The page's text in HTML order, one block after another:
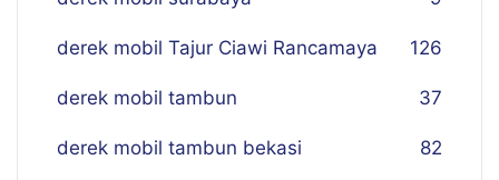
derek mobil Tajur Ciawi Rancamaya 126
derek mobil tambun 37
derek mobil tambun bekasi 82